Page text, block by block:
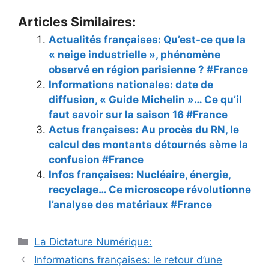
Articles Similaires:
Actualités françaises: Qu’est-ce que la
« neige industrielle », phénomène
observé en région parisienne ? #France
Informations nationales: date de
diffusion, « Guide Michelin »… Ce qu’il
faut savoir sur la saison 16 #France
Actus françaises: Au procès du RN, le
calcul des montants détournés sème la
confusion #France
Infos françaises: Nucléaire, énergie,
recyclage… Ce microscope révolutionne
l’analyse des matériaux #France
Catégories
La Dictature Numérique:
Informations françaises: le retour d’une